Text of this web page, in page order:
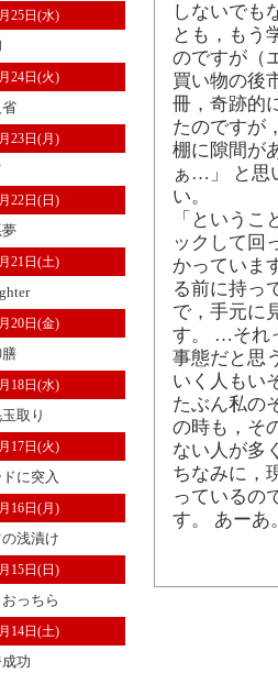
25日(水)
24日(火)
省
23日(月)
22日(日)
21日(土)
20日(金)
18日(水)
取り
17日(火)
に突入
16日(月)
浅漬け
15日(日)
っちら
14日(土)
功
しないでも
とも，もう
のですが（
買い物の後
冊，奇跡的
たのですが
棚に隙間が
ぁ…」 と思
い。
「という
ックして回
かっていま
る前に持っ
で，手元に
す。 …それ
事態だと思
いく人もい
たぶん私の
の時も，そ
ない人が多
ちなみに，
っているの
す。 あーあ